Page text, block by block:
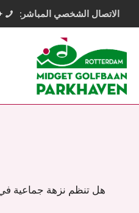
الاتصال الشخصي المباشر: 56 16
هل تنظم نزهة جماعية في